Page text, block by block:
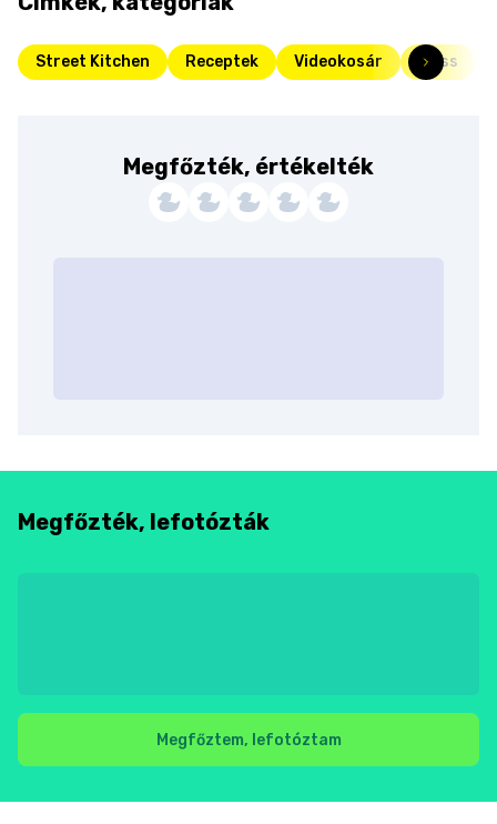
Street Kitchen Receptek Videokosár Friss
Megfőzték, értékelték
Megfőzték, lefotózták
Megfőztem, lefotóztam